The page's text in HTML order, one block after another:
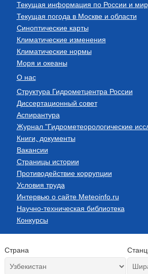
Текущая информация по России и
Текущая погода в Москве и области
Синоптические карты
Климатические изменения
Климатические нормы
Моря и океаны
О нас
Структура Гидрометцентра России
Диссертационный совет
Аспирантура
Журнал "Гидрометеорологические
Книги, документы
Вакансии
Страницы истории
Противодействие коррупции
Условия труда
Интервью о сайте Meteoinfo.ru
Научно-техническая библиотека
Конкурсы
Страна